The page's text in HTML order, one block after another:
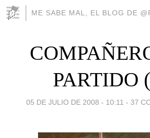
ME SABE MAL, EL BLOG DE
PARTIDO
05 DE JULIO DE 2008 - 10:11 - 37